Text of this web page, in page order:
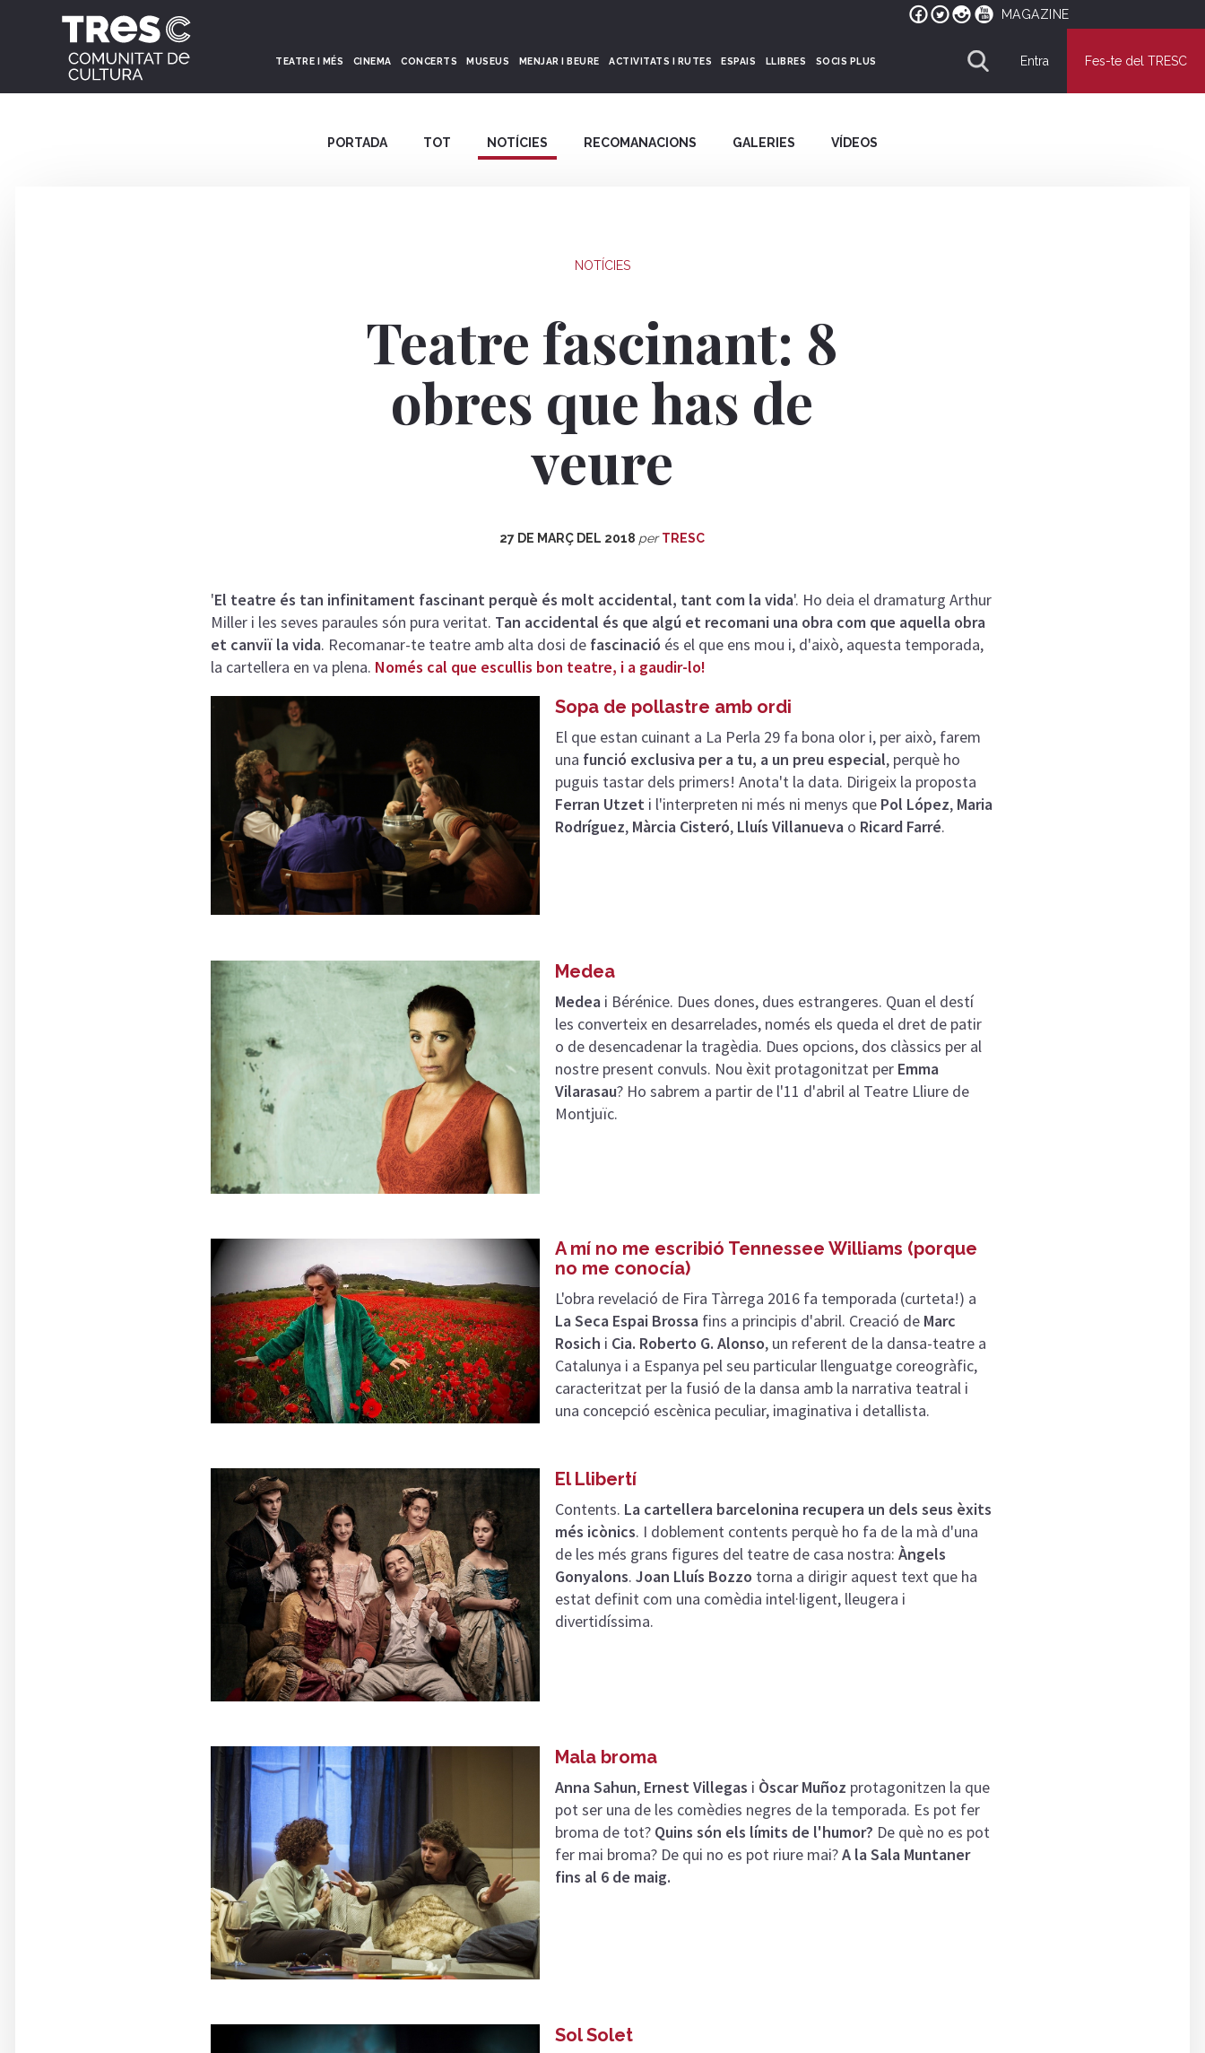
MAGAZINE
TEATRE I MÉS CINEMA CONCERTS MUSEUS MENJAR I BEURE ACTIVITATS I RUTES ESPAIS LLIBRES SOCIS PLUS Entra Fes-te del TRESC
PORTADA TOT NOTÍCIES RECOMANACIONS GALERIES VÍDEOS
NOTÍCIES
Teatre fascinant: 8
obres que has de
veure
27 DE MARÇ DEL 2018 perTRESC
'El teatre és tan infinitament fascinant perquè és molt accidental, tant com la vida'. Ho deia el dramaturg Arthur
Miller i les seves paraules són pura veritat. Tan accidental és que algú et recomani una obra com que aquella obra
et canviï la vida. Recomanar-te teatre amb alta dosi de fascinació és el que ens mou i, d'això, aquesta temporada,
la cartellera en va plena. Només cal que escullis bon teatre, i a gaudir-lo!
Sopa de pollastre amb ordi
El que estan cuinant a La Perla 29 fa bona olor i, per això, farem
una funció exclusiva per a tu, a un preu especial, perquè ho
puguis tastar dels primers! Anota't la data. Dirigeix la proposta
Ferran Utzet i l'interpreten ni més ni menys que Pol López, Maria
Rodríguez, Màrcia Cisteró, Lluís Villanueva o Ricard Farré.
Medea
Medea i Bérénice. Dues dones, dues estrangeres. Quan el destí
les converteix en desarrelades, només els queda el dret de patir
o de desencadenar la tragèdia. Dues opcions, dos clàssics per al
nostre present convuls. Nou èxit protagonitzat per Emma
Vilarasau? Ho sabrem a partir de l'11 d'abril al Teatre Lliure de
Montjuïc.
A mí no me escribió Tennessee Williams (porque
no me conocía)
L'obra revelació de Fira Tàrrega 2016 fa temporada (curteta!) a
La Seca Espai Brossa fins a principis d'abril. Creació de Marc
Rosich i Cia. Roberto G. Alonso, un referent de la dansa-teatre a
Catalunya i a Espanya pel seu particular llenguatge coreogràfic,
caracteritzat per la fusió de la dansa amb la narrativa teatral i
una concepció escènica peculiar, imaginativa i detallista.
El Llibertí
Contents. La cartellera barcelonina recupera un dels seus èxits
més icònics. I doblement contents perquè ho fa de la mà d'una
de les més grans figures del teatre de casa nostra:Àngels
Gonyalons.Joan Lluís Bozzo torna a dirigir aquest text que ha
estat definit com una comèdia intel·ligent, lleugera i
divertidíssima.
Mala broma
Anna Sahun, Ernest Villegas i Òscar Muñoz protagonitzen la que
pot ser una de les comèdies negres de la temporada. Es pot fer
broma de tot? Quins són els límits de l'humor? De què no es pot
fer mai broma? De qui no es pot riure mai?A la Sala Muntaner
fins al 6 de maig.
Sol Solet